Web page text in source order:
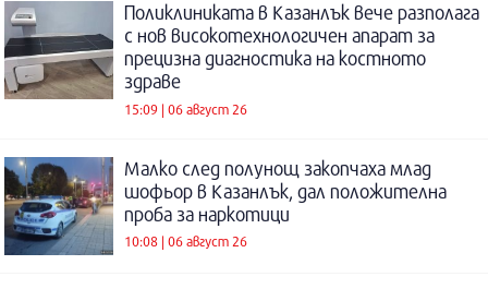
Поликлиниката в Казанлък вече разполага
с нов високотехнологичен апарат за
прецизна диагностика на костното
здраве
15:09 | 06 август 26
Малко след полунощ закопчаха млад
шофьор в Казанлък, дал положителна
проба за наркотици
10:08 | 06 август 26